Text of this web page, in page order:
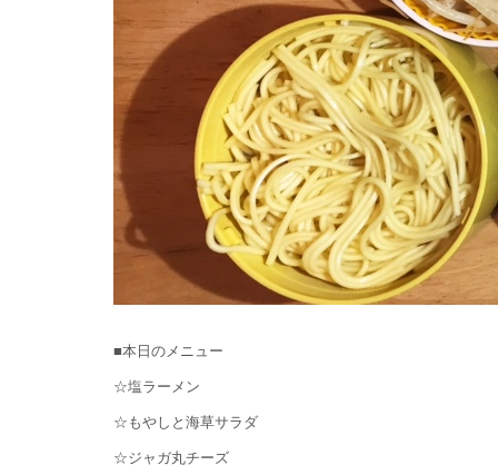
■本日のメニュー
☆塩ラーメン
☆もやしと海草サラダ
☆ジャガ丸チーズ